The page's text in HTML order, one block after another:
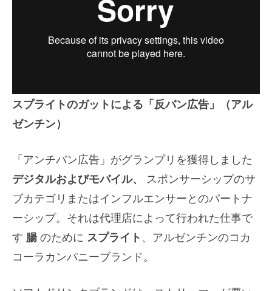
スプライトのガットによる「反バン広告」（アル
ゼンチン）
「アンチバン広告」がグランプリを獲得しました
デジタルおよびモバイル、
スポンサーシップのサ
ブカテゴリまたはインフルエンサーとのパートナ
ーシップ。それは代理店によって行われた仕事で
す 腸のために スプライト 、アルゼンチンのコカ
コーラカンパニーブランド。